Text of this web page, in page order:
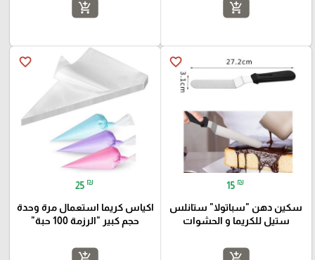
add_shopping_cart
add_shopping_cart
favorite_border
15 ₪
سكين دهن "سباتولا" ستانلس
ستيل للكريما و الحشوات
favorite_border
25 ₪
اكياس كريما استعمال مرة وحدة
حجم كبير "الرزمة 100 حبة"